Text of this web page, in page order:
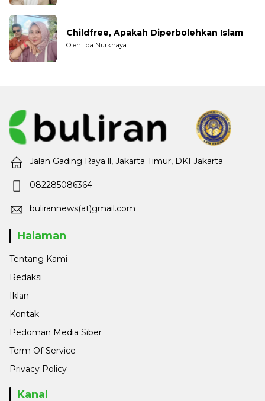
Childfree, Apakah Diperbolehkan Islam
Oleh: Ida Nurkhaya
Jalan Gading Raya ll, Jakarta Timur, DKI Jakarta
082285086364
bulirannews(at)gmail.com
Halaman
Tentang Kami
Redaksi
Iklan
Kontak
Pedoman Media Siber
Term Of Service
Privacy Policy
Kanal